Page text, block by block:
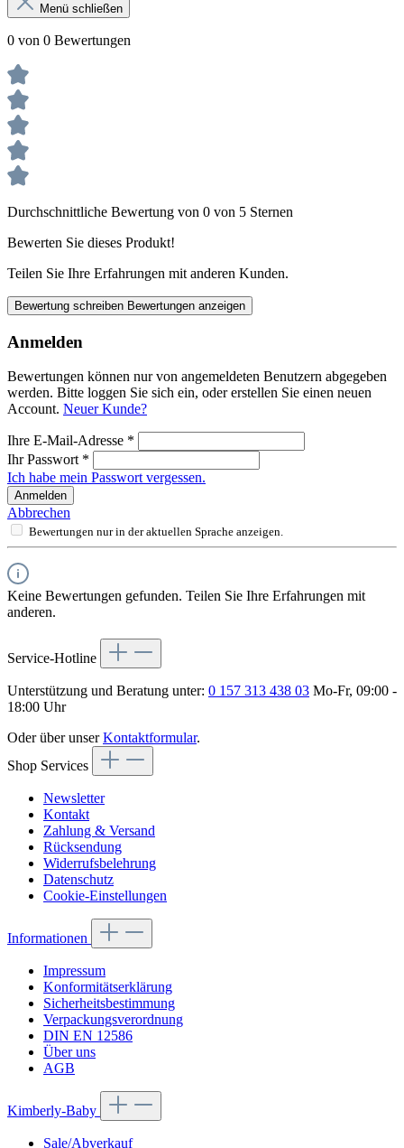
Menü schließen
0 von 0 Bewertungen
Durchschnittliche Bewertung von 0 von 5 Sternen
Bewerten Sie dieses Produkt!
Teilen Sie Ihre Erfahrungen mit anderen Kunden.
Bewertung schreiben Bewertungen anzeigen
Anmelden
Bewertungen können nur von angemeldeten Benutzern abgegeben
werden. Bitte loggen Sie sich ein, oder erstellen Sie einen neuen
Account. Neuer Kunde?
Ihre E-Mail-Adresse *
Ihr Passwort *
Ich habe mein Passwort vergessen.
Anmelden
Abbrechen
Bewertungen nur in der aktuellen Sprache anzeigen.
Keine Bewertungen gefunden. Teilen Sie Ihre Erfahrungen mit
anderen.
Service-Hotline
Unterstützung und Beratung unter: 0 157 313 438 03 Mo-Fr, 09:00 -
18:00 Uhr
Oder über unserKontaktformular.
Shop Services
Newsletter
Kontakt
Zahlung & Versand
Rücksendung
Widerrufsbelehrung
Datenschutz
Cookie-Einstellungen
Informationen
Impressum
Konformitätserklärung
Sicherheitsbestimmung
Verpackungsverordnung
DIN EN 12586
Über uns
AGB
Kimberly-Baby
Sale/Abverkauf